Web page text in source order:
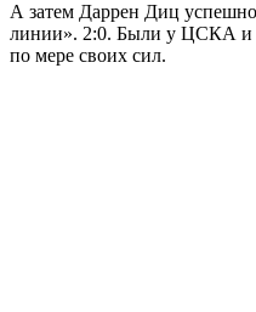
А затем Даррен Диц
линии». 2:0. Были у ЦСКА и
по мере своих сил.